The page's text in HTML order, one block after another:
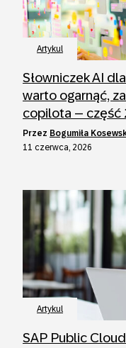
Artykul
Słowniczek AI
warto ogarnąć,
copilota – część
przez Bogumiła
11 czerwca, 2026
Artykul
SAP Public